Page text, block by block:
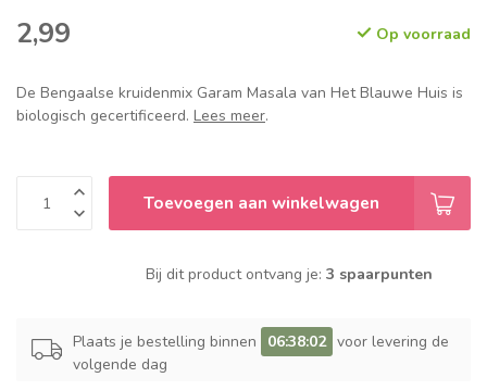
2,99 Op voorraad
De Bengaalse kruidenmix Garam Masala van Het Blauwe Huis is
biologisch gecertificeerd. Lees meer.
Toevoegen aan winkelwagen
Bij dit product ontvang je: 3 spaarpunten
Plaats je bestelling binnen 06:38:02 voor levering de
volgende dag